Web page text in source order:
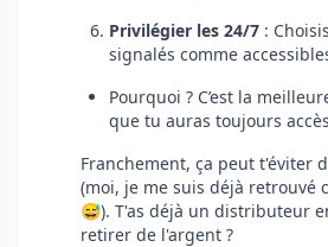
Privilégier les 24/7 :
signalés comme
Pourquoi ? C’est la
que tu auras toujours
Franchement, ça peut t'éviter
(moi, je me suis déjà retrouvé
😅). T'as déjà un distributeur
retirer de l'argent ?